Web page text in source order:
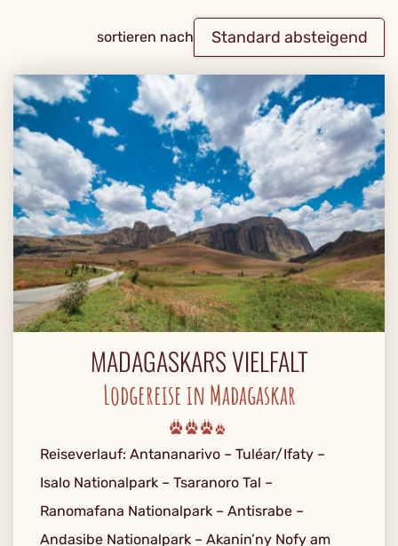
sortieren nach Standard absteigend
MADAGASKARS VIELFALT
Lodgereise in Madagaskar
Reiseverlauf: Antananarivo – Tuléar/Ifaty –
Isalo Nationalpark – Tsaranoro Tal –
Ranomafana Nationalpark – Antisrabe –
Andasibe Nationalpark – Akanin’ny Nofy am